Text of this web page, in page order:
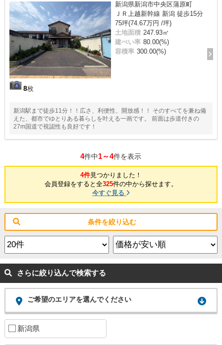
8枚
新潟県新潟市中央区蒲原町
ＪＲ上越新幹線 新潟 徒歩15分
75坪(74.67万円 /坪)
土地面積 247.93㎡
建ぺい率 80.00(%)
容積率 300.00(%)
新潟駅まで徒歩11分！！広さ、利便性、開放感！！ そのすべてを兼ね備
えた、都市でゆとりある暮らしを叶える一画です。 前面は歩道付きの
27m国道で視認性も良好です！
4件中1～4件を表示
4件見つかりました！
会員登録をすると全325件の中から探せます。
今すぐ見る
条件を絞り込む
さらに絞り込んで検索する
ご希望のエリアを選んでください
新潟県